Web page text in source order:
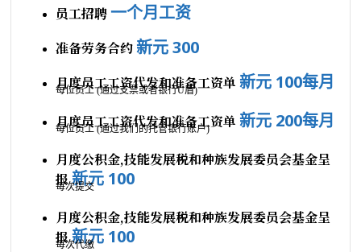
员工招聘一个月工资
准备劳务合约新元 300
月度员工工资代发和准备工资单 新元 100每月
每位员工 (通过支票或者银行U盾)
月度员工工资代发和准备工资单 新元 200每月
每位员工 (通过我们的托管银行账户)
月度公积金,技能发展税和种族发展委员会基金呈
报新元 100
每次提交
月度公积金,技能发展税和种族发展委员会基金呈
报新元 100
每次代缴